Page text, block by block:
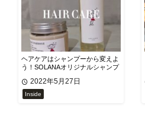
ヘアケアはシャンプーから変えよ
う！SOLANAオリジナルシャンプ
2022年5月27日
Inside